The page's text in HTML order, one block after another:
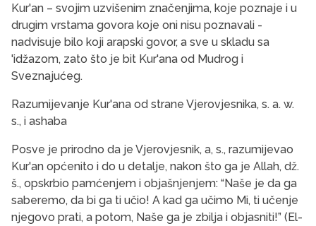
Kur'an – svojim uzvišenim značenjima, koje poznaje i u
drugim vrstama govora koje oni nisu poznavali -
nadvisuje bilo koji arapski govor, a sve u skladu sa
'idžazom, zato što je bit Kur'ana od Mudrog i
Sveznajućeg.
Razumijevanje Kur'ana od strane Vjerovjesnika, s. a. w.
s., i ashaba
Posve je prirodno da je Vjerovjesnik, a, s., razumijevao
Kur'an općenito i do u detalje, nakon što ga je Allah, dž.
š., opskrbio pamćenjem i objašnjenjem: “Naše je da ga
saberemo, da bi ga ti učio! A kad ga učimo Mi, ti učenje
njegovo prati, a potom, Naše ga je zbilja i objasniti!” (El-